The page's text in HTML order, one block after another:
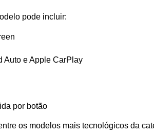
pode incluir:
Auto e Apple CarPlay
por botão
os modelos mais tecnológicos da